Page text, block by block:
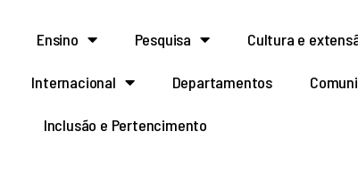
Ensino Pesquisa Cultura e
Internacional Departamentos
Inclusão e Pertencimento